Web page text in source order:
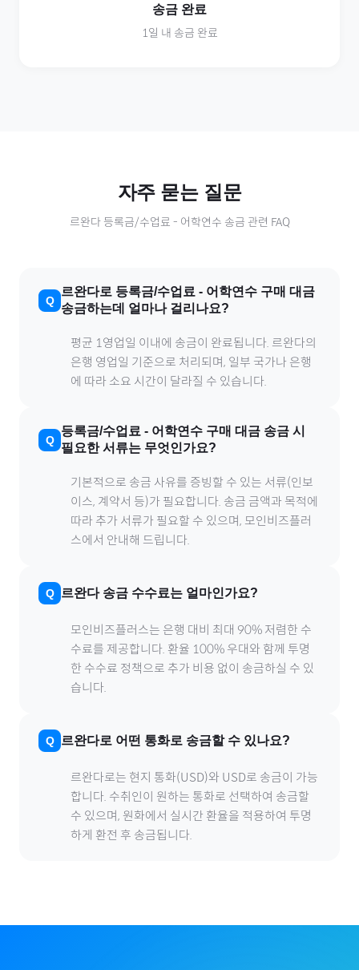
송금 완료
1일 내 송금 완료
자주 묻는 질문
르완다 등록금/수업료 - 어학연수 송금 관련 FAQ
르완다로 등록금/수업료 - 어학연수 구매 대금
송금하는데 얼마나 걸리나요?
평균 1영업일 이내에 송금이 완료됩니다. 르완다의
은행 영업일 기준으로 처리되며, 일부 국가나 은행
에 따라 소요 시간이 달라질 수 있습니다.
등록금/수업료 - 어학연수 구매 대금 송금 시
필요한 서류는 무엇인가요?
기본적으로 송금 사유를 증빙할 수 있는 서류(인보
이스, 계약서 등)가 필요합니다. 송금 금액과 목적에
따라 추가 서류가 필요할 수 있으며, 모인비즈플러
스에서 안내해 드립니다.
르완다송금 수수료는 얼마인가요?
모인비즈플러스는 은행 대비 최대 90% 저렴한 수
수료를 제공합니다. 환율 100% 우대와 함께 투명
한 수수료 정책으로 추가 비용 없이 송금하실 수 있
습니다.
르완다로 어떤 통화로 송금할 수 있나요?
르완다로는 현지 통화(USD)와 USD로 송금이 가능
합니다. 수취인이 원하는 통화로 선택하여 송금할
수 있으며, 원화에서 실시간 환율을 적용하여 투명
하게 환전 후 송금됩니다.